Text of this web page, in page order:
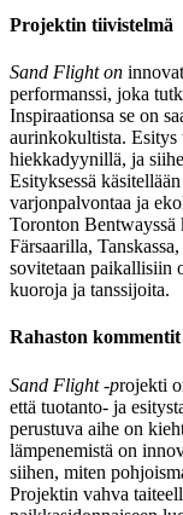
Projektin tiivistelmä
Sand Flight on
performanssi, joka
Inspiraationsa se on
aurinkokultista. Esitys
hiekkadyynillä, ja
Esityksessä
varjonpalvontaa ja
Toronton Bentwayssä
Färsaarilla,
sovitetaan paikallisiin
kuoroja ja tanssijoita.
Rahaston kommentit
Sand Flight -projekti
että tuotanto- ja
perustuva aihe on
lämpenemistä on
siihen, miten
Projektin vahva